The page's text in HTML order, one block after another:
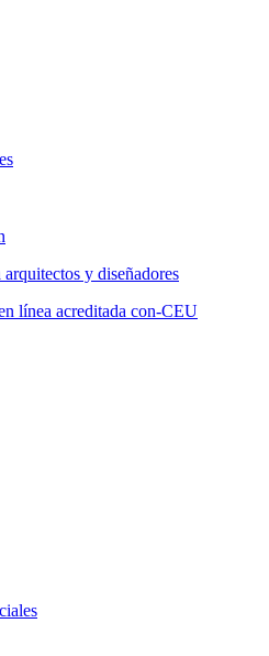
y diseñadores
línea acreditada con-CEU